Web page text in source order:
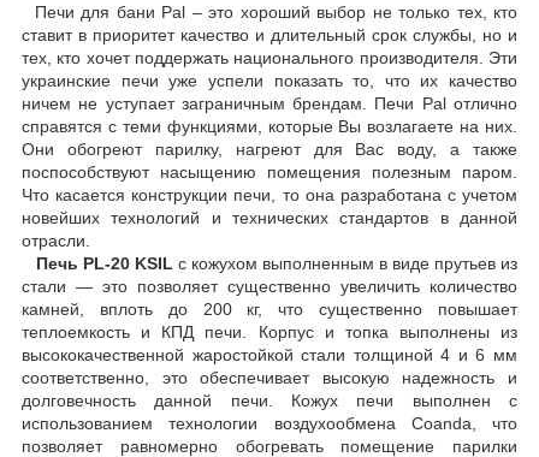
Печи для бани Pal – это хороший выбор не только тех, кто
ставит в приоритет качество и длительный срок службы, но и
тех, кто хочет поддержать национального производителя. Эти
украинские печи уже успели показать то, что их качество
ничем не уступает заграничным брендам. Печи Pal отлично
справятся с теми функциями, которые Вы возлагаете на них.
Они обогреют парилку, нагреют для Вас воду, а также
поспособствуют насыщению помещения полезным паром.
Что касается конструкции печи, то она разработана с учетом
новейших технологий и технических стандартов в данной
отрасли.
Печь PL-20 KSIL с кожухом выполненным в виде прутьев из
стали — это позволяет существенно увеличить количество
камней, вплоть до 200 кг, что существенно повышает
теплоемкость и КПД печи. Корпус и топка выполнены из
высококачественной жаростойкой стали толщиной 4 и 6 мм
соответственно, это обеспечивает высокую надежность и
долговечность данной печи. Кожух печи выполнен с
использованием технологии воздухообмена Coanda, что
позволяет равномерно обогревать помещение парилки